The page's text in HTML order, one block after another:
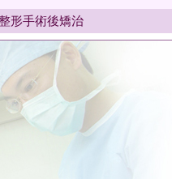
形手術後矯治